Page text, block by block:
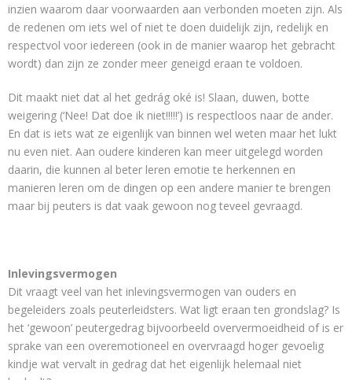
inzien waarom daar voorwaarden aan verbonden moeten zijn. Als
de redenen om iets wel of niet te doen duidelijk zijn, redelijk en
respectvol voor iedereen (ook in de manier waarop het gebracht
wordt) dan zijn ze zonder meer geneigd eraan te voldoen.
Dit maakt niet dat al het gedrág oké is! Slaan, duwen, botte
weigering (‘Nee! Dat doe ik niet!!!!!’) is respectloos naar de ander.
En dat is iets wat ze eigenlijk van binnen wel weten maar het lukt
nu even niet. Aan oudere kinderen kan meer uitgelegd worden
daarin, die kunnen al beter leren emotie te herkennen en
manieren leren om de dingen op een andere manier te brengen
maar bij peuters is dat vaak gewoon nog teveel gevraagd.
Inlevingsvermogen
Dit vraagt veel van het inlevingsvermogen van ouders en
begeleiders zoals peuterleidsters. Wat ligt eraan ten grondslag? Is
het ‘gewoon’ peutergedrag bijvoorbeeld oververmoeidheid of is er
sprake van een overemotioneel en overvraagd hoger gevoelig
kindje wat vervalt in gedrag dat het eigenlijk helemaal niet